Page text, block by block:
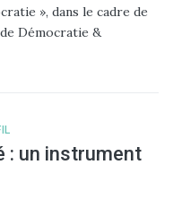
», dans le cadre de
Démocratie &
: un instrument